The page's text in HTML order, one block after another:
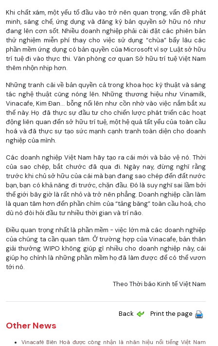
Khi chất xám, một yếu tố đầu vào trở nên quan trọng, vấn đề phát
minh, sáng chế, ứng dụng và đăng ký bản quyền sở hữu nó như
đang lên cơn sốt. Nhiều doanh nghiệp phải cài đặt các phiên bản
thử nghiệm miễn phí thay cho việc sử dụng “chùa” bấy lâu các
phần mềm ứng dụng có bản quyền của Microsoft vì sợ Luật sở hữu
trí tuệ đi vào thực thi. Văn phòng cơ quan Sở hữu trí tuệ Việt Nam
thêm nhộn nhịp hơn.
Những tranh cãi về bản quyền cả trong khoa học kỹ thuật và sáng
tác nghệ thuật cũng nóng lên. Những thương hiệu như Vinamilk,
Vinacafe, Kim Đan... bỗng nổi lên như cồn nhờ vào việc nắm bắt xu
thế này. Họ đã thực sự đầu tư cho chiến lược phát triển các hoạt
động liên quan đến sở hữu trí tuệ, một hệ quả tất yếu của toàn cầu
hoá và đã thực sự tạo sức mạnh cạnh tranh toàn diện cho doanh
nghiệp của mình.
Các doanh nghiệp Việt Nam hãy tạo ra cái mới và bảo vệ nó. Thời
của sao chép, bắt chước đã qua đi. Ngày nay, đừng nghĩ rằng
trước khi chủ sở hữu của cái mà bạn đang sao chép đến đất nước
bạn, bạn có khả năng đi trước, chặn đầu. Đó là suy nghĩ sai lầm bởi
thế giới bây giờ là rất nhỏ và trở nên phẳng. Doanh nghiệp cần làm
là quan tâm hơn đến phần chìm của “tảng băng” toàn cầu hoá, cho
dù nó đòi hỏi đầu tư nhiều thời gian và trí não.
Điều quan trọng nhất là phần mềm - việc lớn mà các doanh nghiệp
của chúng ta cần quan tâm. Ở trường hợp của Vinacafe, bản thân
giải thưởng WIPO không giúp gì nhiều cho doanh nghiệp này, cái
giúp họ chính là những phần mềm họ đã làm được để có thể vươn
tới nó.
Theo Thời báo Kinh tế Việt Nam
Back Print the page
Other News
Vinacafé Biên Hoà được công nhận là nhãn hiệu nổi tiếng Việt Nam